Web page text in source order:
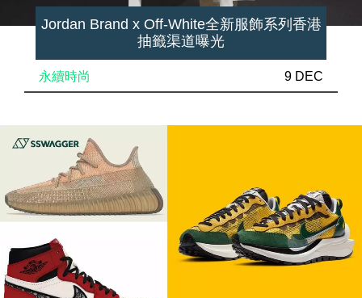
Jordan Brand x Off-White全新服飾系列香港
抽籤渠道曝光
永續時尚 9 DEC